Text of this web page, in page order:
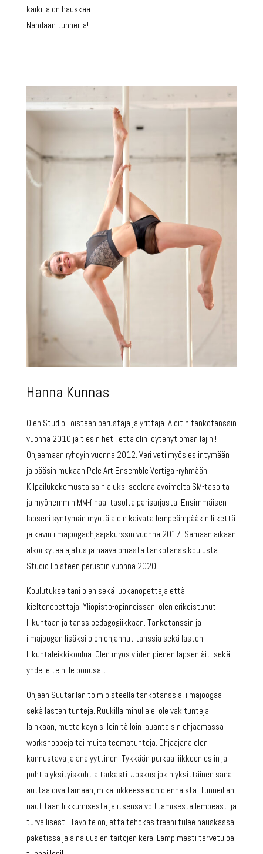
kaikilla on hauskaa.
Nähdään tunneilla!
Hanna Kunnas
Olen Studio Loisteen perustaja ja yrittäjä. Aloitin tankotanssin
vuonna 2010 ja tiesin heti, että olin löytänyt oman lajini!
Ohjaamaan ryhdyin vuonna 2012. Veri veti myös esiintymään
ja pääsin mukaan Pole Art Ensemble Vertiga -ryhmään.
Kilpailukokemusta sain aluksi soolona avoimelta SM-tasolta
ja myöhemmin MM-finaalitasolta parisarjasta. Ensimmäisen
lapseni syntymän myötä aloin kaivata lempeämpääkin liikettä
ja kävin ilmajoogaohjaajakurssin vuonna 2017. Samaan aikaan
alkoi kyteä ajatus ja haave omasta tankotanssikoulusta.
Studio Loisteen perustin vuonna 2020.
Koulutukseltani olen sekä luokanopettaja että
kieltenopettaja. Yliopisto-opinnoissani olen erikoistunut
liikuntaan ja tanssipedagogiikkaan. Tankotanssin ja
ilmajoogan lisäksi olen ohjannut tanssia sekä lasten
liikuntaleikkikoulua. Olen myös viiden pienen lapsen äiti sekä
yhdelle teinille bonusäiti!
Ohjaan Suutarilan toimipisteellä tankotanssia, ilmajoogaa
sekä lasten tunteja. Ruukilla minulla ei ole vakitunteja
lainkaan, mutta käyn silloin tällöin lauantaisin ohjaamassa
workshoppeja tai muita teematunteja. Ohjaajana olen
kannustava ja analyyttinen. Tykkään purkaa liikkeen osiin ja
pohtia yksityiskohtia tarkasti. Joskus jokin yksittäinen sana
auttaa oivaltamaan, mikä liikkeessä on olennaista. Tunneillani
nautitaan liikkumisesta ja itsensä voittamisesta lempeästi ja
turvallisesti. Tavoite on, että tehokas treeni tulee hauskassa
paketissa ja aina uusien taitojen kera! Lämpimästi tervetuloa